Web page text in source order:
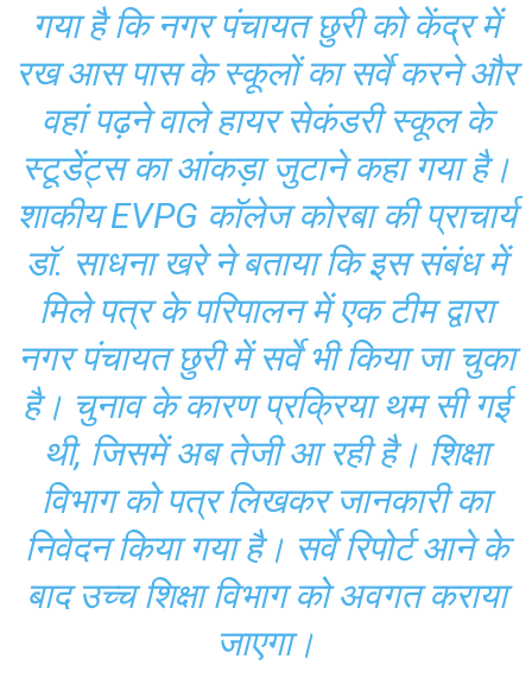
गया है कि नगर पंचायत छुरी को केंद्र में
रख आस पास के स्कूलों का सर्वे करने और
वहां पढ़ने वाले हायर सेकंडरी स्कूल के
स्टूडेंट्स का आंकड़ा जुटाने कहा गया है।
शाकीय EVPG कॉलेज कोरबा की प्राचार्य
डॉ. साधना खरे ने बताया कि इस संबंध में
मिले पत्र के परिपालन में एक टीम द्वारा
नगर पंचायत छुरी में सर्वे भी किया जा चुका
है। चुनाव के कारण प्रक्रिया थम सी गई
थी, जिसमें अब तेजी आ रही है। शिक्षा
विभाग को पत्र लिखकर जानकारी का
निवेदन किया गया है। सर्वे रिपोर्ट आने के
बाद उच्च शिक्षा विभाग को अवगत कराया
जाएगा।